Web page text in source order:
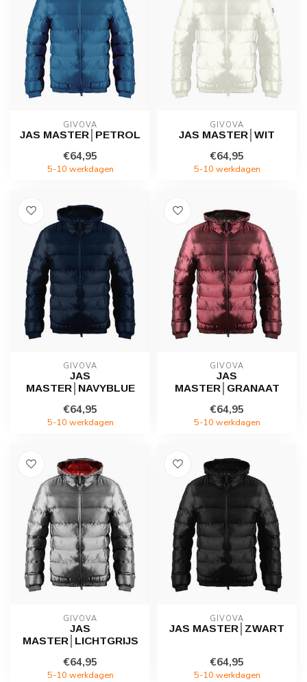
GIVOVA
JAS MASTER│PETROL
€64,95
5-10 werkdagen
GIVOVA
JAS MASTER│WIT
€64,95
5-10 werkdagen
GIVOVA
JAS
MASTER│NAVYBLUE
€64,95
5-10 werkdagen
GIVOVA
JAS
MASTER│GRANAAT
€64,95
5-10 werkdagen
GIVOVA
JAS
MASTER│LICHTGRIJS
€64,95
5-10 werkdagen
GIVOVA
JAS MASTER│ZWART
€64,95
5-10 werkdagen